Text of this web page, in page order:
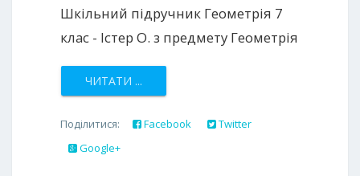
Шкільний підручник Геометрія 7
клас - Істер О. з предмету Геометрія
ЧИТАТИ ...
Поділитися: Facebook
Twitter
Google+